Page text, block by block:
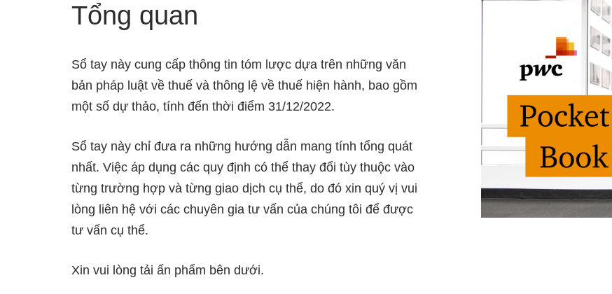
Tổng quan
Sổ tay này cung cấp thông tin tóm lược dựa trên những văn
bản pháp luật về thuế và thông lệ về thuế hiện hành, bao gồm
một số dự thảo, tính đến thời điểm 31/12/2022.
Sổ tay này chỉ đưa ra những hướng dẫn mang tính tổng quát
nhất. Việc áp dụng các quy định có thể thay đổi tùy thuộc vào
từng trường hợp và từng giao dịch cụ thể, do đó xin quý vị vui
lòng liên hệ với các chuyên gia tư vấn của chúng tôi để được
tư vấn cụ thể.
Xin vui lòng tải ấn phẩm bên dưới.